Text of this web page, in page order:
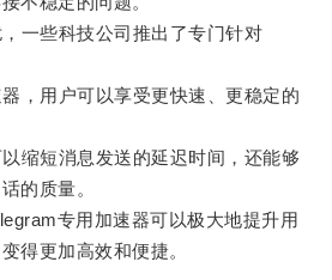
些科技公司推出了专门针对
用户可以享受更快速、更稳定的
短消息发送的延迟时间，还能够
的质量。
专用加速器可以极大地提升用
得更加高效和便捷。